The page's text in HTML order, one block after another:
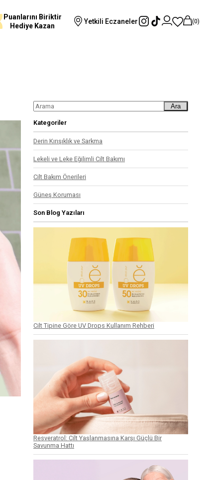
Puanlarını Biriktir
Hediye Kazan
Yetkili Eczaneler 0
Ara
Kategoriler
Derin Kırışıklık ve Sarkma
Lekeli ve Leke Eğilimli Cilt Bakımı
Cilt Bakım Önerileri
Güneş Koruması
Son Blog Yazıları
Cilt Tipine Göre UV Drops Kullanım Rehberi
Resveratrol: Cilt Yaşlanmasına Karşı Güçlü Bir
Savunma Hattı